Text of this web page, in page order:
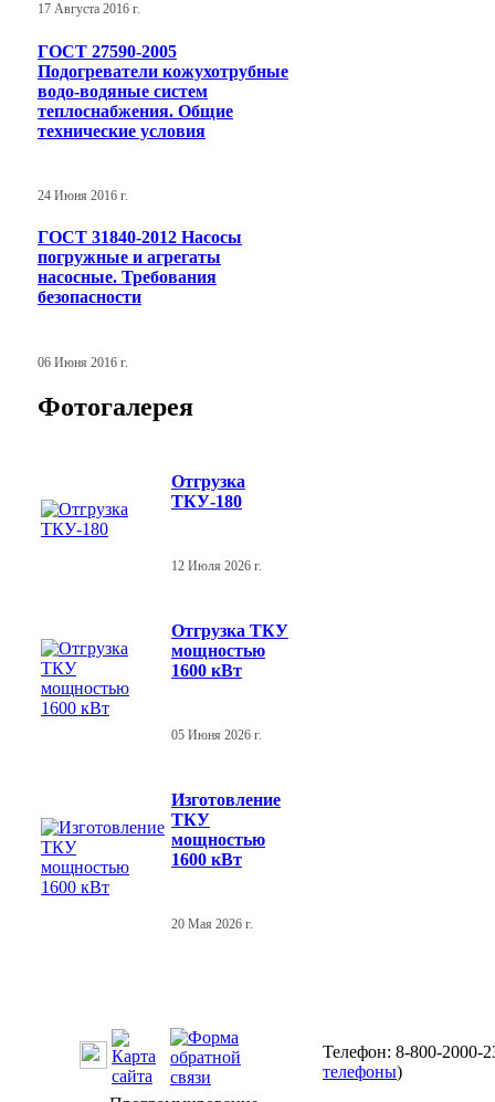
17 Августа 2016 г.
ГОСТ 27590-2005
Подогреватели кожухотрубные
водо-водяные систем
теплоснабжения. Общие
технические условия
24 Июня 2016 г.
ГОСТ 31840-2012 Насосы
погружные и агрегаты
насосные. Требования
безопасности
06 Июня 2016 г.
Фотогалерея
Отгрузка
ТКУ-180
12 Июля 2026 г.
Отгрузка ТКУ
мощностью
1600 кВт
05 Июня 2026 г.
Изготовление
ТКУ
мощностью
1600 кВт
20 Мая 2026 г.
Телефон: 8-800-2000-
телефоны)